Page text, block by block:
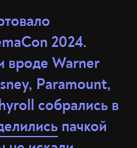
2024.
вроде Warner
Paramount,
собрались в
пачкой